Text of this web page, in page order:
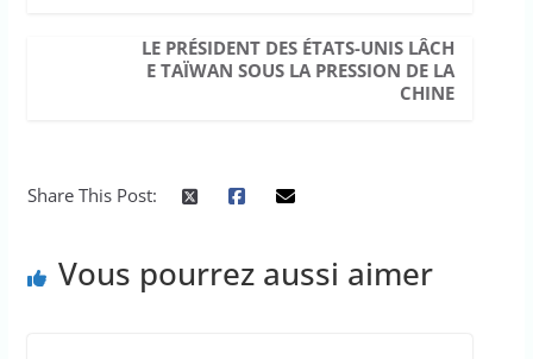
LE PRÉSIDENT DES ÉTATS-UNIS LÂCH
E TAÏWAN SOUS LA PRESSION DE LA
CHINE
Share This Post:
Vous pourrez aussi aimer